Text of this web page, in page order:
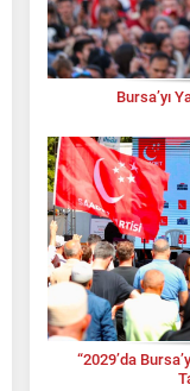
Bursa’yı
“2029’da